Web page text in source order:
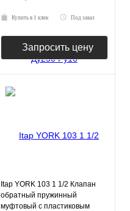
Купить в 1 клик Под заказ
Запросить цену
Itap YORK 103 1 1/2 Клапан
обратный пружинный
муфтовый с пластиковым